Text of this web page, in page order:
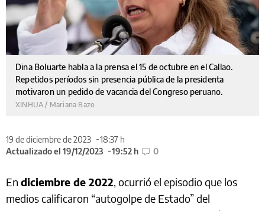
Dina Boluarte habla a la prensa el 15 de octubre en el Callao.
Repetidos períodos sin presencia pública de la presidenta
motivaron un pedido de vacancia del Congreso peruano.
XINHUA / Mariana Bazo
19 de diciembre de 2023
18:37 h
Actualizado el 19/12/2023
19:52 h 0
En diciembre de 2022, ocurrió el episodio que los
medios calificaron “autogolpe de Estado” del